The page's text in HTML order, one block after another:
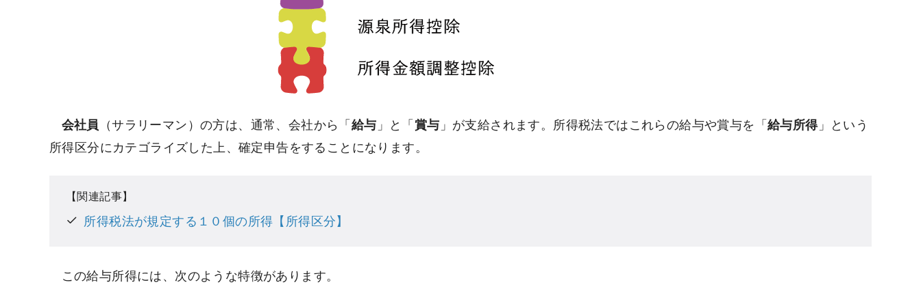
会社員 （サラリーマン）の方は、通常、会社から「 給与 」と「 賞与 」が支給されます。所得税法ではこれらの給与や賞与を「給与所得」という
所得区分にカテゴライズした上、確定申告をすることになります。
所得税法が規定する１０個の所得【所得区分】
この給与所得には、次のような特徴があります。